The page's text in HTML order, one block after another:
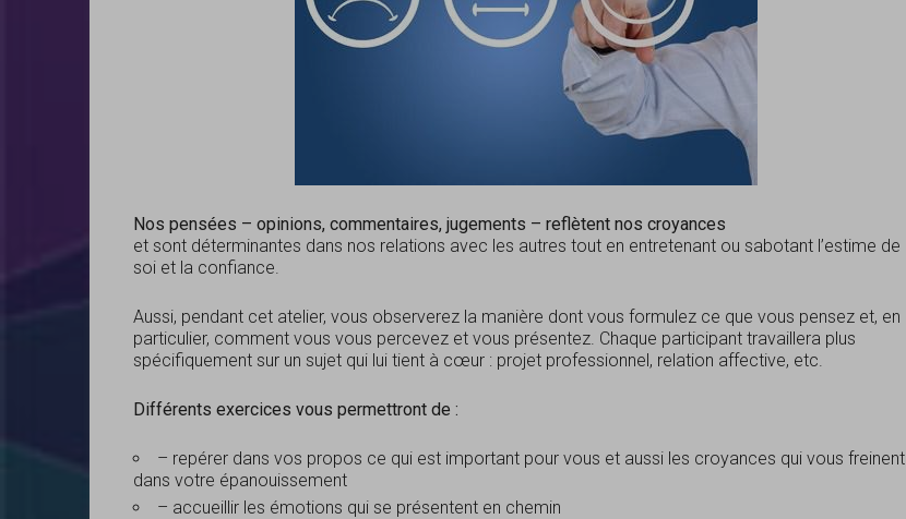
Nos pensées – opinions, commentaires, jugements – reflètent nos croyances
et sont déterminantes dans nos relations avec les autres tout en entretenant ou sabotant l’estime de
soi et la confiance.
Aussi, pendant cet atelier, vous observerez la manière dont vous formulez ce que vous pensez et, en
particulier, comment vous vous percevez et vous présentez. Chaque participant travaillera plus
spécifiquement sur un sujet qui lui tient à cœur : projet professionnel, relation affective, etc.
Différents exercices vous permettront de :
– repérer dans vos propos ce qui est important pour vous et aussi les croyances qui vous freinent
dans votre épanouissement
– accueillir les émotions qui se présentent en chemin